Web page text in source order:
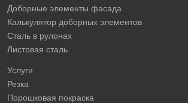
Доборные элементы фасада
Калькулятор доборных элементов
Сталь в рулонах
Листовая сталь
Услуги
Резка
Порошковая покраска